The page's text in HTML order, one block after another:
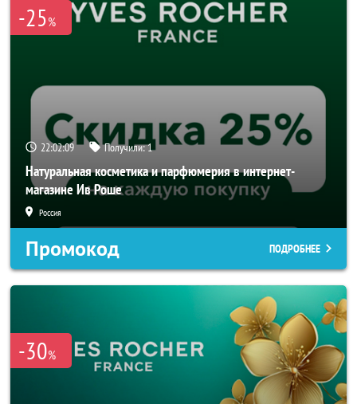
-25%
22:02:08 Получили:1
Натуральная косметика и парфюмерия в интернет-
магазине Ив Роше
Россия
Промокод ПОДРОБНЕЕ
-30%